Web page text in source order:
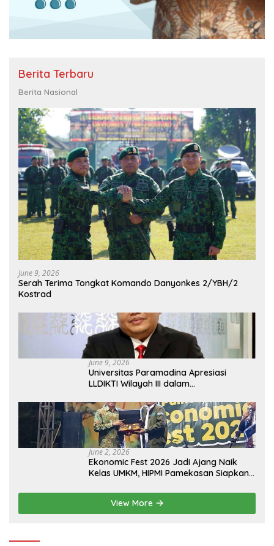
Berita Terbaru
Berita Nasional
June 9, 2026
Serah Terima Tongkat Komando Danyonkes 2/YBH/2
Kostrad
June 9, 2026
Universitas Paramadina Apresiasi
LLDIKTI Wilayah III dalam
Tinggi Swasta
June 2, 2026
Ekonomic Fest 2026 Jadi Ajang Naik
Kelas UMKM, HIPMI Pamekasan Siapkan
Pendampingan Usaha
View More